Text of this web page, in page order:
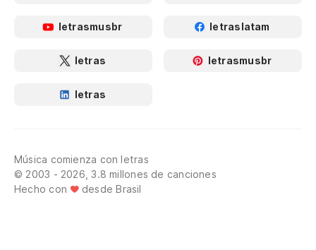
letrasmusbr letraslatam
letras letrasmusbr
letras
Música comienza con letras
© 2003 - 2026, 3.8 millones de canciones
Hecho con
desde Brasil